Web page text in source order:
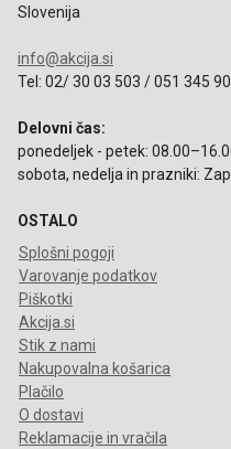
Slovenija
info@akcija.si
Tel: 02/ 30 03 503 / 051 345
Delovni čas:
ponedeljek - petek:
sobota, nedelja in prazniki:
OSTALO
Splošni pogoji
Varovanje podatkov
Piškotki
Akcija.si
Stik z nami
Nakupovalna košarica
Plačilo
O dostavi
Reklamacije in vračila